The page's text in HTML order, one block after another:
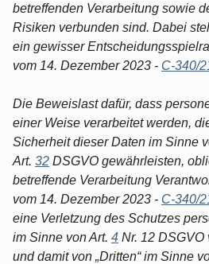
betreffenden Verarbeitung sowie
Risiken verbunden sind. Dabei
ein gewisser
vom 14. Dezember 2023 - C-340/
Die Beweislast dafür, dass
einer Weise verarbeitet werden,
Sicherheit dieser Daten im Sinne
Art. 32 DSGVO gewährleisten,
betreffende Verarbeitung
vom 14. Dezember 2023 - C-340/
eine Verletzung des Schutzes
im Sinne von Art. 4 Nr. 12
und damit von „Dritten“ im Sinne